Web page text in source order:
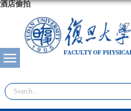
酒店偷拍